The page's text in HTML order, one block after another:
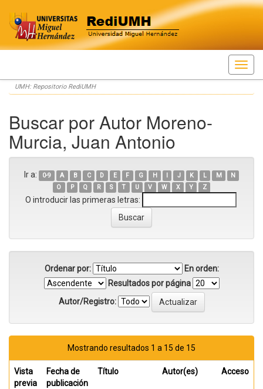
Skip
navigation
UMH: Repositorio RediUMH
Buscar por Autor Moreno-
Murcia, Juan Antonio
Ir a: 0-9 A B C D E F G H I J K L M
N
O
P Q R S T U V W X Y Z
O introducir las primeras letras:
Ordenar por:
En orden:
Resultados por página
Autor/Registro:
Mostrando resultados 1 a 15 de 15
Vista
previa
Fecha de
publicación
Título Autor(es) Acceso